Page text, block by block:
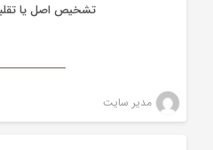
تشخیص اصل یا
مدیر سایت